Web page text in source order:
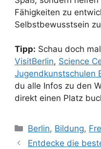
Fähigkeiten zu
Selbstbewusstsein
Tipp: Schau doch
VisitBerlin, Science
Jugendkunstschulen
du alle Infos zu den
direkt einen Platz
Kategorien
Berlin, Bildung,
Entdecke die